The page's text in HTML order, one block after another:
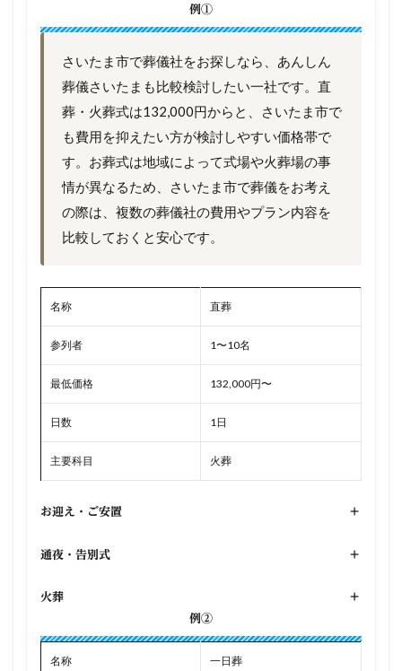
例①
さいたま市で葬儀社をお探しなら、あんしん
葬儀さいたまも比較検討したい一社です。直
葬・火葬式は132,000円からと、さいたま市で
も費用を抑えたい方が検討しやすい価格帯で
す。お葬式は地域によって式場や火葬場の事
情が異なるため、さいたま市で葬儀をお考え
の際は、複数の葬儀社の費用やプラン内容を
比較しておくと安心です。
名称 直葬
参列者 1〜10名
最低価格 132,000円〜
日数 1日
主要科目 火葬
お迎え・ご安置 +
通夜・告別式 +
火葬
+
例②
名称 一日葬